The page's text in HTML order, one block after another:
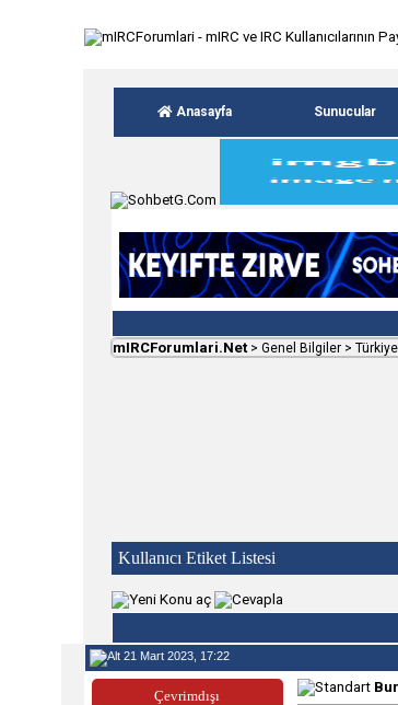
Anasayfa Sunucular
mIRCForumlari.Net >Genel Bilgiler >
Kullanıcı Etiket Listesi
21 Mart 2023, 17:22
Çevrimdışı